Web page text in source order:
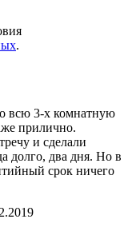
.
всю 3-х комнатную
прилично.
и сделали
долго, два дня. Но в
срок ничего